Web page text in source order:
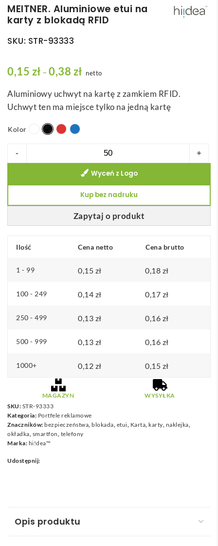
MEITNER. Aluminiowe etui na
karty z blokadą RFID
SKU: STR-93333
0,15 zł –0,38 złZ
k
r
e
n
:
o
d
0
1
5
z
d
0
3
ł
netto
Aluminiowy uchwyt na kartę z zamkiem RFID.
Uchwyt ten ma miejsce tylko na jedną kartę
Kolor
-
MEITNER.
z
+
Zapytaj o produkt
Wyceń z Logo
Kup bez nadruku
Ilość Cena netto Cena brutto
1 - 99 0,15 zł 0,18 zł
100 - 249 0,14 zł 0,17 zł
250 - 499 0,13 zł 0,16 zł
500 - 999 0,13 zł 0,16 zł
1000+ 0,12 zł 0,15 zł
MAGAZYN
WYSYŁKA
SKU: STR-93333
Kategoria: Portfele reklamowe
Znaczników: bezpieczeństwa, blokada, etui, Karta, karty, naklejka,
okładka, smartfon, telefony
Marka: hi!dea™
Udostępnij:
Opis produktu